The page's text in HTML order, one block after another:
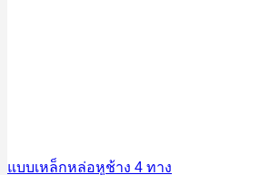
แบบเหล็กหล่อหูช้าง 4 ทาง